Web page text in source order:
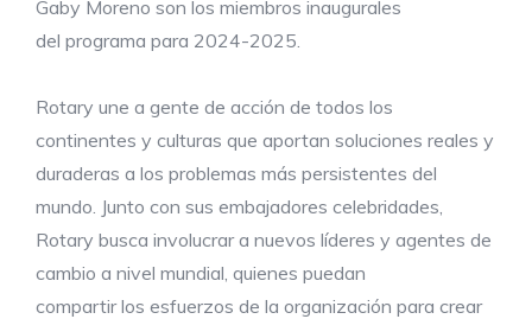
Gaby Moreno son los miembros inaugurales
del programa para 2024-2025.
Rotary une a gente de acción de todos los
continentes y culturas que aportan soluciones reales y
duraderas a los problemas más persistentes del
mundo. Junto con sus embajadores celebridades,
Rotary busca involucrar a nuevos líderes y agentes de
cambio a nivel mundial, quienes puedan
compartir los esfuerzos de la organización para crear